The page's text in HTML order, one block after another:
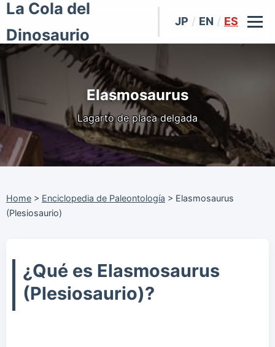
La Cola del
Dinosaurio
JP / EN / ES
Elasmosaurus
Lagarto de placa delgada
Home > Enciclopedia de Paleontología > Elasmosaurus
(Plesiosaurio)
¿Qué es Elasmosaurus
(Plesiosaurio)?